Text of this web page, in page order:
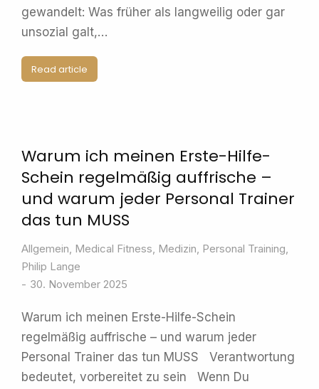
gewandelt: Was früher als langweilig oder gar
unsozial galt,…
Read article
Warum ich meinen Erste-Hilfe-
Schein regelmäßig auffrische –
und warum jeder Personal Trainer
das tun MUSS
Allgemein, Medical Fitness, Medizin, Personal Training,
Philip Lange
30. November 2025
Warum ich meinen Erste-Hilfe-Schein
regelmäßig auffrische – und warum jeder
Personal Trainer das tun MUSS Verantwortung
bedeutet, vorbereitet zu sein Wenn Du